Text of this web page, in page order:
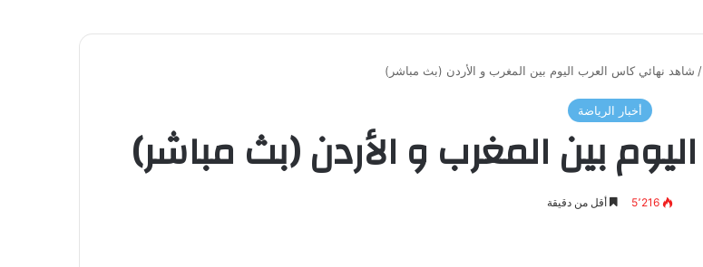
/ شاهد نهائي كاس العرب اليوم بين المغرب و الأردن (بث مباشر)
أخبار الرياضة
بين المغرب و الأردن (بث مباشر)
5٬216 أقل من دقيقة